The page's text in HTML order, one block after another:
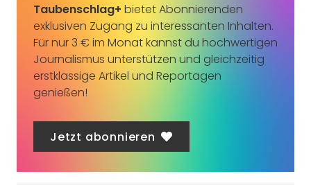
Taubenschlag+ bietet Abonnierenden
exklusiven Zugang zu interessanten Inhalten.
Für nur 3 € im Monat kannst du hochwertigen
Journalismus unterstützen und gleichzeitig
erstklassige Artikel und Reportagen
genießen!
Jetzt abonnieren